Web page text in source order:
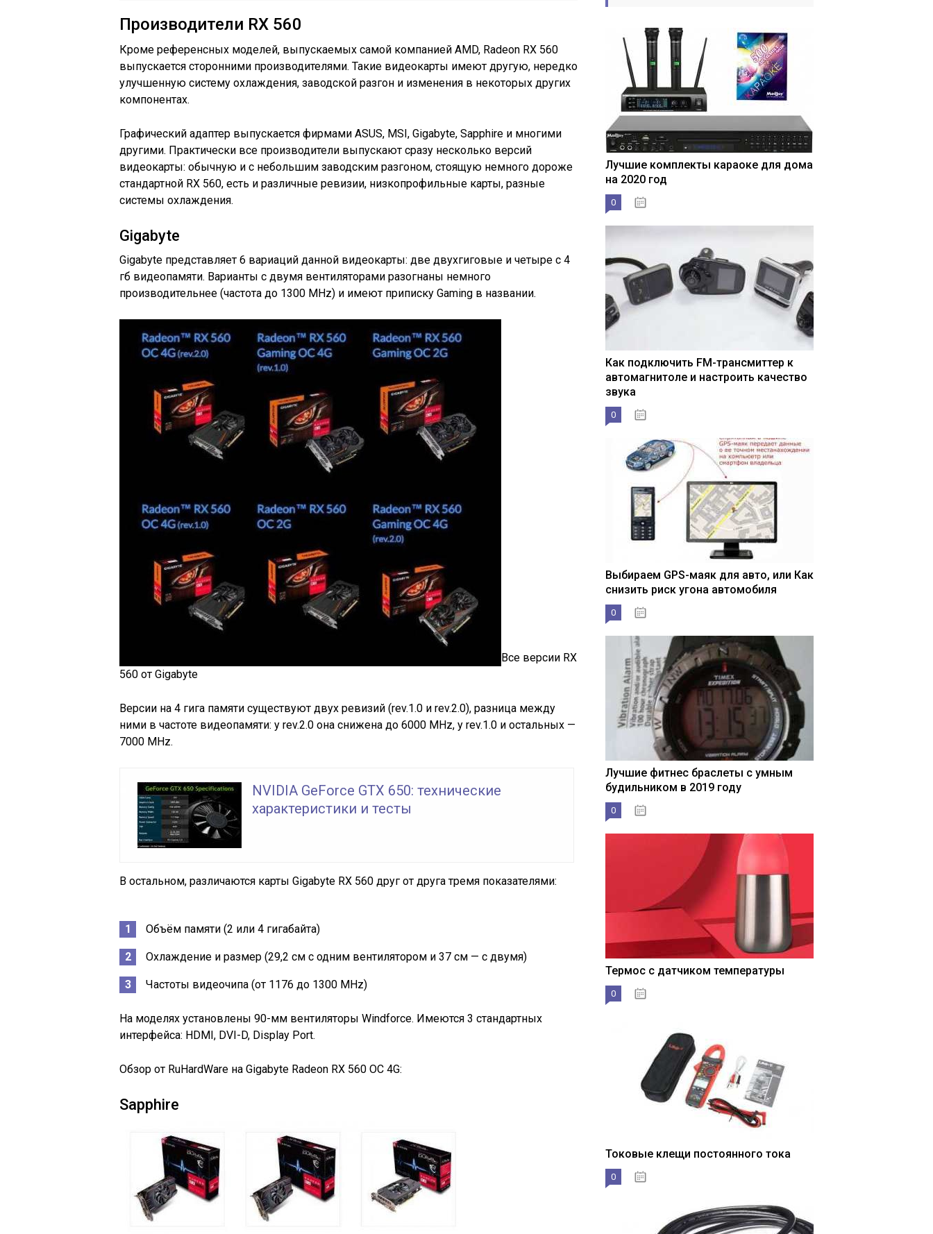
Производители RX 560
Кроме референсных моделей, выпускаемых самой компанией AMD, Radeon RX 560
выпускается сторонними производителями. Такие видеокарты имеют другую, нередко
улучшенную систему охлаждения, заводской разгон и изменения в некоторых других
компонентах.
Графический адаптер выпускается фирмами ASUS, MSI, Gigabyte, Sapphire и многими
другими. Практически все производители выпускают сразу несколько версий
видеокарты: обычную и с небольшим заводским разгоном, стоящую немного дороже
стандартной RX 560, есть и различные ревизии, низкопрофильные карты, разные
системы охлаждения.
Gigabyte
Gigabyte представляет 6 вариаций данной видеокарты: две двухгиговые и четыре с 4
гб видеопамяти. Варианты с двумя вентиляторами разогнаны немного
производительнее (частота до 1300 MHz) и имеют приписку Gaming в названии.
Все версии RX
560 от Gigabyte
Версии на 4 гига памяти существуют двух ревизий (rev.1.0 и rev.2.0), разница между
ними в частоте видеопамяти: у rev.2.0 она снижена до 6000 MHz, у rev.1.0 и остальных —
7000 MHz.
NVIDIA GeForce GTX 650: технические
характеристики и тесты
В остальном, различаются карты Gigabyte RX 560 друг от друга тремя показателями:
Объём памяти (2 или 4 гигабайта)
Охлаждение и размер (29,2 см с одним вентилятором и 37 см — с двумя)
Частоты видеочипа (от 1176 до 1300 MHz)
На моделях установлены 90-мм вентиляторы Windforce. Имеются 3 стандартных
интерфейса: HDMI, DVI-D, Display Port.
Обзор от RuHardWare на Gigabyte Radeon RX 560 OC 4G:
Sapphire
Лучшие комплекты караоке для дома
на 2020 год
0
Как подключить FM-трансмиттер к
автомагнитоле и настроить качество
звука
0
Выбираем GPS-маяк для авто, или Как
снизить риск угона автомобиля
0
Лучшие фитнес браслеты с умным
будильником в 2019 году
0
Термос с датчиком температуры
0
Токовые клещи постоянного тока
0